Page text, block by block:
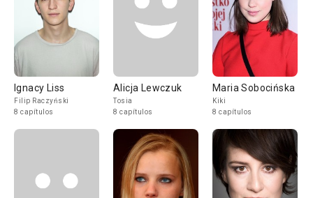
Ignacy Liss
Filip Raczyński
8 capítulos
Alicja Lewczuk
Tosia
8 capítulos
Maria Sobocińska
Kiki
8 capítulos